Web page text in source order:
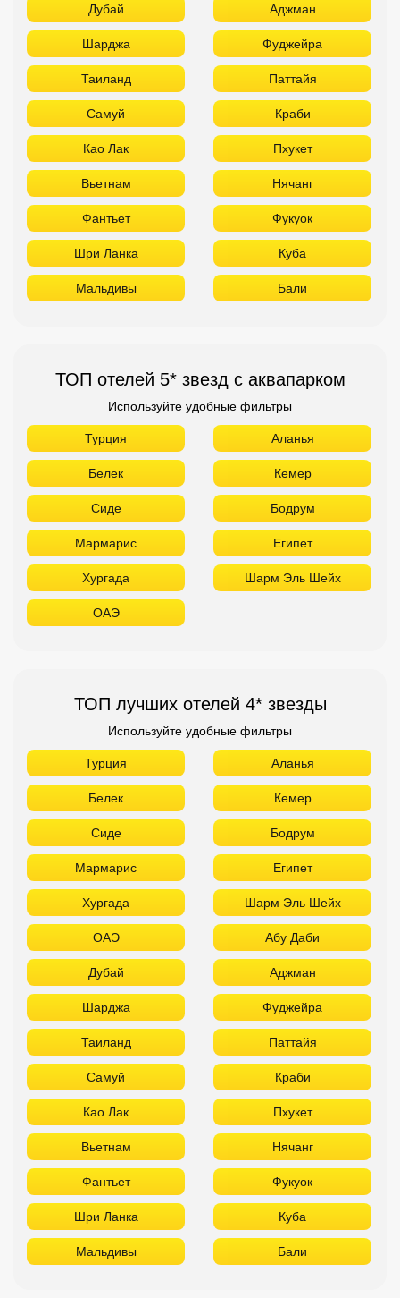
Дубай Аджман
Шарджа Фуджейра
Таиланд Паттайя
Самуй Краби
Као Лак Пхукет
Вьетнам Нячанг
Фантьет Фукуок
Шри Ланка Куба
Мальдивы Бали
ТОП отелей 5* звезд с аквапарком
Используйте удобные фильтры
Турция Аланья
Белек Кемер
Сиде Бодрум
Мармарис Египет
Хургада Шарм Эль Шейх
ОАЭ
ТОП лучших отелей 4* звезды
Используйте удобные фильтры
Турция Аланья
Белек Кемер
Сиде Бодрум
Мармарис Египет
Хургада Шарм Эль Шейх
ОАЭ Абу Даби
Дубай Аджман
Шарджа Фуджейра
Таиланд Паттайя
Самуй Краби
Као Лак Пхукет
Вьетнам Нячанг
Фантьет Фукуок
Шри Ланка Куба
Мальдивы Бали